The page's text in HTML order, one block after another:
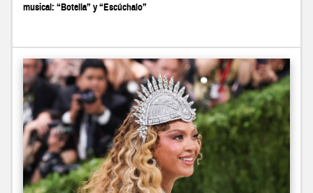
musical: “Botella” y “Escúchalo”